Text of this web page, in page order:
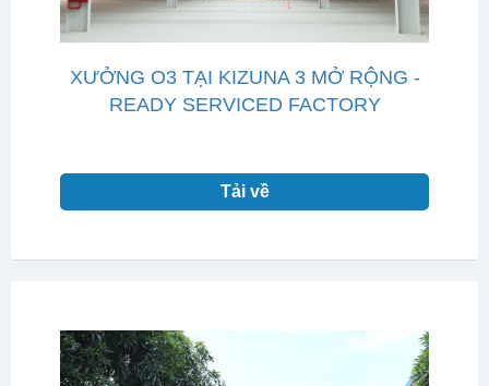
XƯỞNG O3 TẠI KIZUNA 3 MỞ RỘNG -
READY SERVICED FACTORY
Tải về